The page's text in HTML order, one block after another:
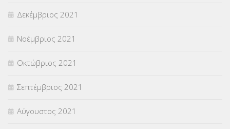
Δεκέμβριος 2021
Νοέμβριος 2021
Οκτώβριος 2021
Σεπτέμβριος 2021
Αύγουστος 2021